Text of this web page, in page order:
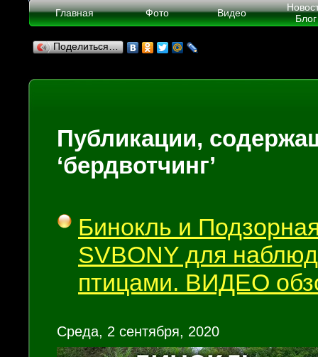
Главная Фото Видео
Блог
Поделиться…
Публикации,
‘бердвотчинг’
Бинокль и
SVBONY для
птицами. ВИДЕО
Среда, 2 сентября, 2020